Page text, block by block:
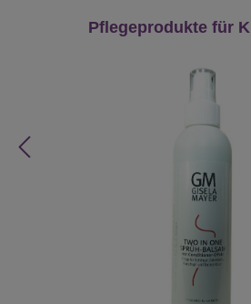
Produktgalerie überspringen
Pflegeprodukte für